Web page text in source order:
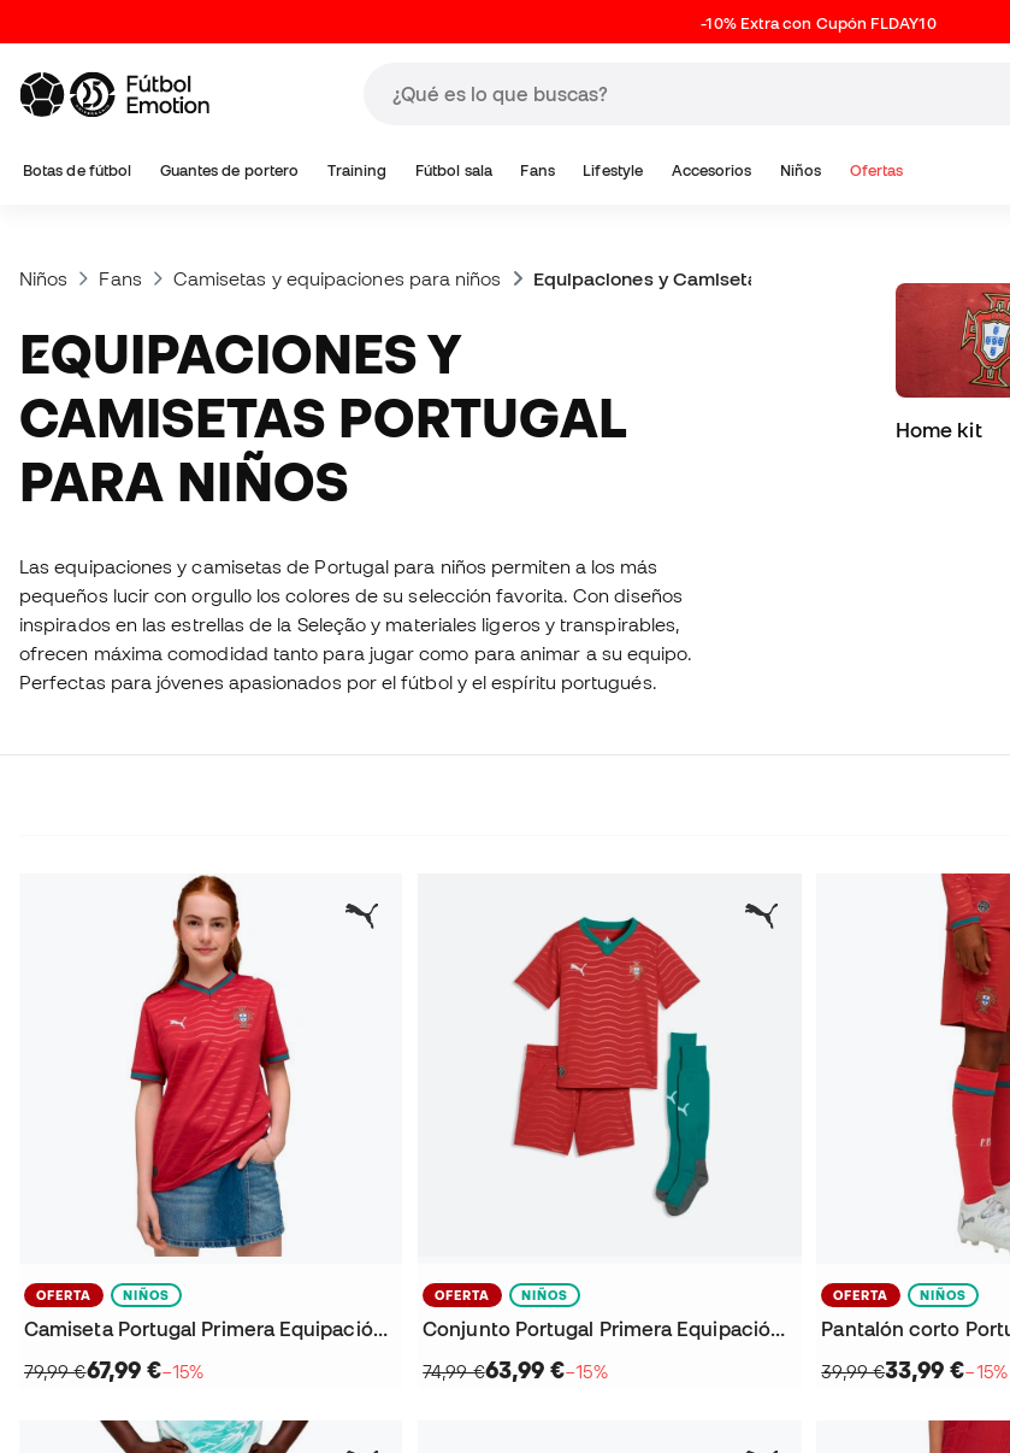
-10% Extra con Cupón FLDAY10
Botas de fútbol Guantes de portero Training Fútbol sala Fans Lifestyle Accesorios Niños Ofertas
Niños Fans Camisetas y equipaciones para niños Equipaciones y Camisetas Portugal para niños
EQUIPACIONES Y
CAMISETAS PORTUGAL
PARA NIÑOS
Las equipaciones y camisetas de Portugal para niños permiten a los más
pequeños lucir con orgullo los colores de su selección favorita. Con diseños
inspirados en las estrellas de la Seleção y materiales ligeros y transpirables,
ofrecen máxima comodidad tanto para jugar como para animar a su equipo.
Perfectas para jóvenes apasionados por el fútbol y el espíritu portugués.
Home kit
OFERTA NIÑOS
Camiseta Portugal Primera Equipación Mundial 2026 Niño
79,99 €67,99 €−15%
OFERTA NIÑOS
Conjunto Portugal Primera Equipación Mundial 2026 Niño
74,99 €63,99 €−15%
OFERTA NIÑOS
39,99 €33,99 €−15%